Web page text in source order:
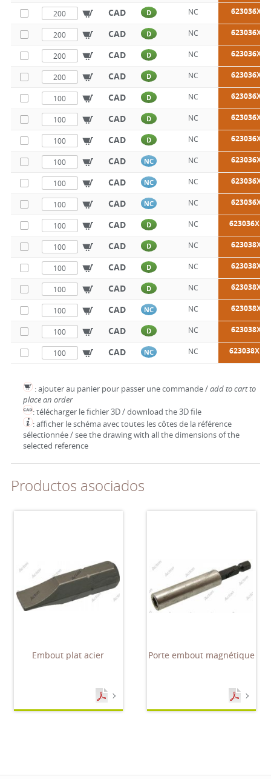
CAD D NC 623036X35
CAD D NC 623036X40
CAD D NC 623036X45
CAD D NC 623036X50
CAD D NC 623036X60
CAD D NC 623036X65
CAD D NC 623036X70
CAD NC NC 623036X75
CAD NC NC 623036X80
CAD NC NC 623036X90
CAD D NC
CAD D NC 623038X40
CAD D NC 623038X50
CAD D NC 623038X60
CAD NC NC 623038X70
CAD D NC 623038X80
CAD NC NC
: ajouter au panier pour passer une commande /add to cart to
place an order
: télécharger le fichier 3D / download the 3D file
: afficher le schéma avec toutes les côtes de la référence
sélectionnée / see the drawing with all the dimensions of the
selected reference
Productos asociados
Embout plat acier Porte embout magnétique